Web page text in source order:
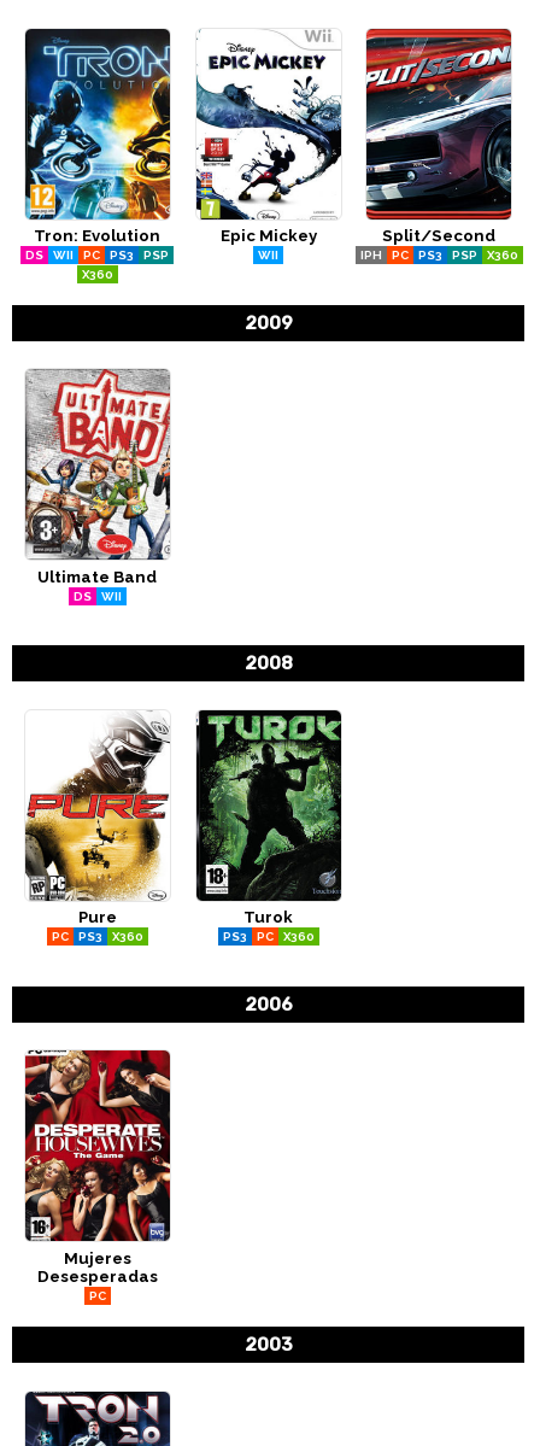
Tron: Evolution
DS WII PC PS3
PSP
X360
Epic Mickey
WII
Split/Second
IPH PC PS3 PSP X360
2009
Ultimate Band
DS WII
2008
Pure
PC PS3 X360
Turok
PS3 PC X360
2006
Mujeres
Desesperadas
PC
2003